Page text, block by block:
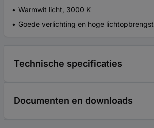
Warmwit licht, 3000 K
Goede verlichting en hoge lichtopbrengst
Technische specificaties
Documenten en downloads